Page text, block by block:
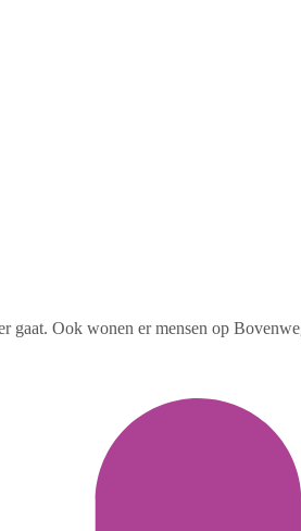
Ook wonen er mensen op